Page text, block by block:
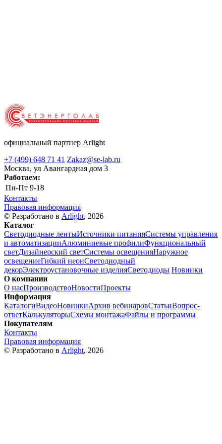
официальный партнер Arlight
+7 (499) 648 71 41 Zakaz@se-lab.ru
Москва, ул Авангардная дом 3
Работаем:
Пн-Пт 9-18
Контакты
Правовая информация
© Разработано в Arlight, 2026
Каталог
Светодиодные лентыИсточники питанияСистемы управления
и автоматизацииАлюминиевые профилиФункциональный
светДизайнерский светСистемы освещенияНаружное
освещениеГибкий неонСветодиодный
декорЭлектроустановочные изделияСветодиоды Новинки
О компании
О насПроизводствоНовостиПроекты
Информация
КаталогиВидеоНовинкиАрхив вебинаровСтатьиВопрос-
ответКалькуляторыСхемы монтажаФайлы и программы
Покупателям
Контакты
Правовая информация
© Разработано в Arlight, 2026